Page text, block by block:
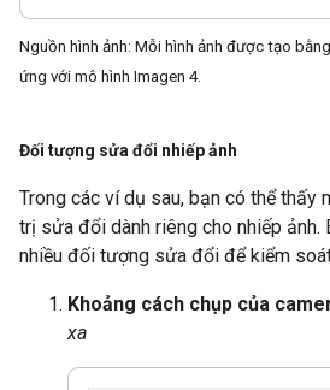
Nguồn hình ảnh: Mỗi hình ảnh được tạo
ứng với mô hình Imagen 4.
Đối tượng sửa đổi nhiếp ảnh
Trong các ví dụ sau, bạn có thể thấy
trị sửa đổi dành riêng cho nhiếp ảnh.
nhiều đối tượng sửa đổi để kiểm
Khoảng cách chụp của
xa